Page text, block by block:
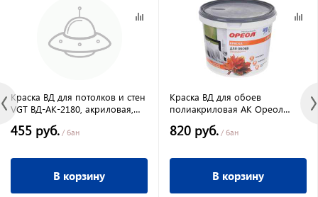
Краска ВД для потолков и стен
VGT ВД-АК-2180, акриловая,
455 руб. / бан
В корзину
Краска ВД для обоев
полиакриловая АК Ореол
820 руб. / бан
В корзину